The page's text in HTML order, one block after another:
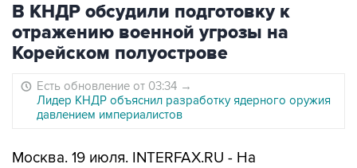
В КНДР обсудили подготовку к
отражению военной угрозы на
Корейском полуострове
Есть обновление от 03:34 →
Лидер КНДР объяснил разработку ядерного оружия
давлением империалистов
Москва. 19 июля. INTERFAX.RU - На